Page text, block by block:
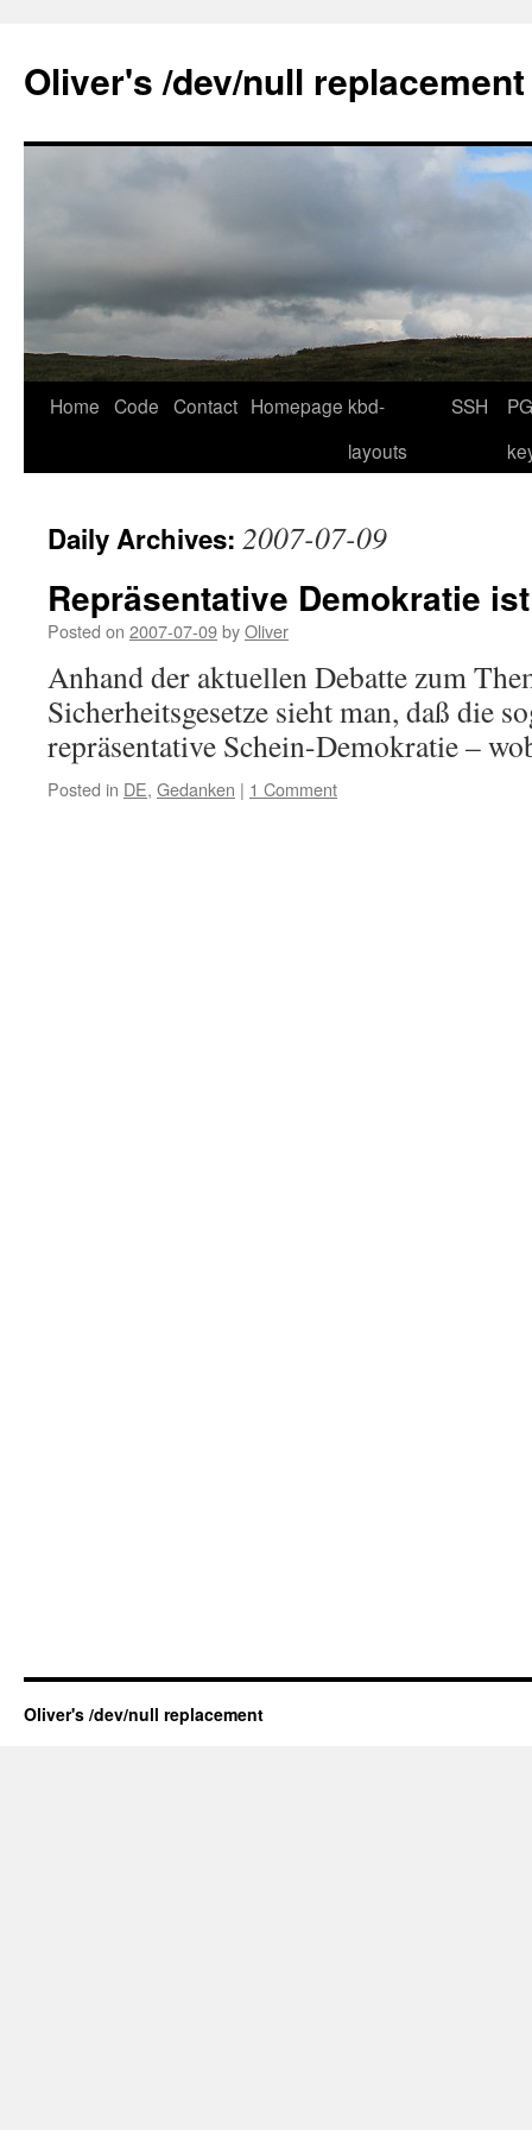
content
Oliver's /dev/null replacement
Home Code Contact Homepage kbd-
layouts
SSH
Daily Archives: 2007-07-09
Repräsentative Demokratie
Posted on 2007-07-09byOliver
Anhand der aktuellen Debatte zum
Sicherheitsgesetze sieht man, daß die
repräsentative Schein-Demokratie –
Posted in DE, Gedanken | 1 Comment
Oliver's /dev/null replacement